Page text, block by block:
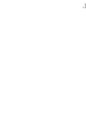
[دوره 13،